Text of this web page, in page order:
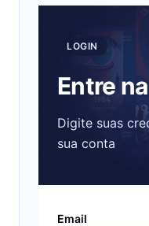
LOGIN
Entre
Digite suas
sua conta
Email